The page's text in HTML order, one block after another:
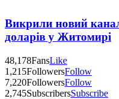
Викрили новий канал
доларів у Житомирі
48,178FansLike
1,215FollowersFollow
7,220FollowersFollow
2,745SubscribersSubscribe